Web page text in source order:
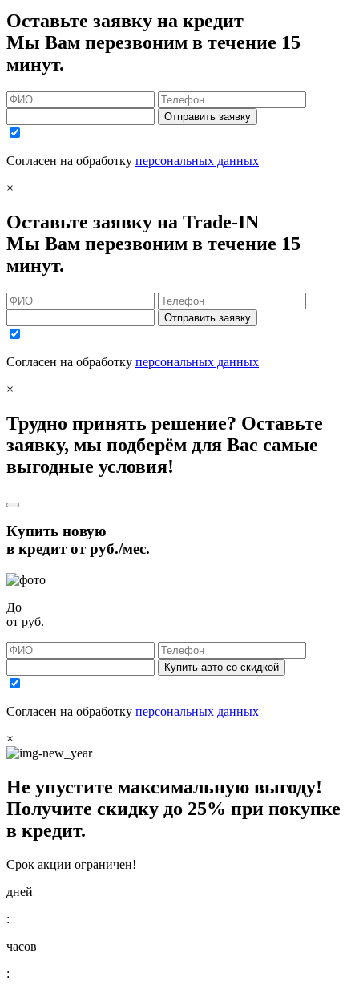
Оставьте заявку на кредит
Мы Вам перезвоним в течение 15
минут.
Отправить заявку
Согласен на обработку персональных данных
×
Оставьте заявку на Trade-IN
Мы Вам перезвоним в течение 15
минут.
Отправить заявку
Согласен на обработку персональных данных
×
Трудно принять решение? Оставьте
заявку, мы подберём для Вас самые
выгодные условия!
Купить новую
в кредит отруб./мес.
До
от руб.
Купить авто со скидкой
Согласен на обработку персональных данных
×
Не упустите максимальную выгоду!
Получите скидку до 25% при покупке
в кредит.
Срок акции ограничен!
дней
:
часов
: